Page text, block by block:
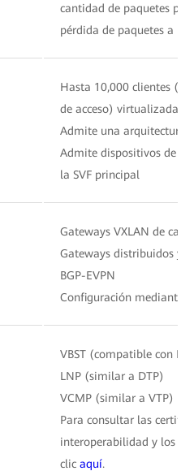
cantidad de paquetes
pérdida de paquetes a
Hasta 10,000 clientes
de acceso) virtualizada
Admite una arquitectura
Admite dispositivos de
la SVF principal
Gateways VXLAN de
Gateways distribuidos y
BGP-EVPN
Configuración mediante
VBST (compatible con
LNP (similar a DTP)
VCMP (similar a VTP)
Para consultar las
interoperabilidad y los
clic aquí.